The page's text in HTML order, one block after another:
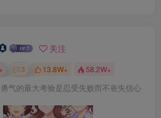
关注
3 13.8W+ 58.2W+
气的最大考验是忍受失败而不丧失信心